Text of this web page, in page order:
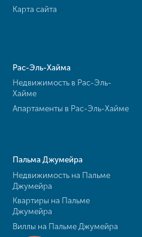
Карта сайта
Рас-Эль-Хайма
Недвижимость в Рас-Эль-
Хайме
Апартаменты в Рас-Эль-Хайме
Пальма Джумейра
Недвижимость на Пальме
Джумейра
Квартиры на Пальме
Джумейра
Виллы на Пальме Джумейра